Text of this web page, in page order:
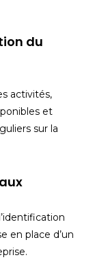
du
activités,
et
sur la
en place d’un